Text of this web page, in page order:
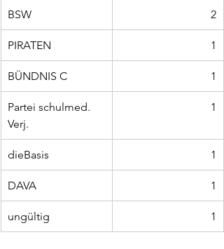
BSW 2
PIRATEN 1
BÜNDNIS C 1
Partei schulmed.
Verj.
1
dieBasis 1
DAVA 1
ungültig 1